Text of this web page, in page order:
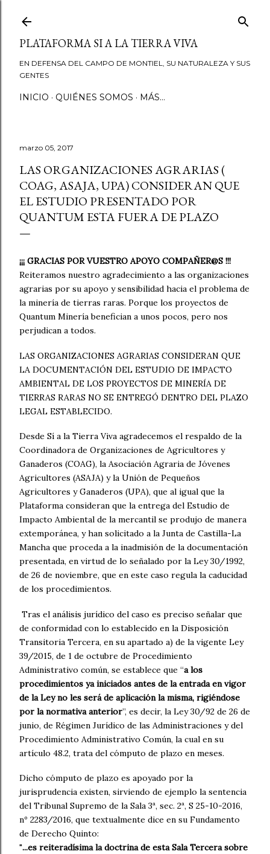
PLATAFORMA SI A LA TIERRA VIVA
EN DEFENSA DEL CAMPO DE MONTIEL, SU NATURALEZA Y SUS
GENTES
INICIO QUIÉNES SOMOS MÁS…
marzo 05, 2017
LAS ORGANIZACIONES AGRARIAS (
COAG, ASAJA, UPA) CONSIDERAN QUE
EL ESTUDIO PRESENTADO POR
QUANTUM ESTA FUERA DE PLAZO
¡¡¡ GRACIAS POR VUESTRO APOYO COMPAÑER@S !!!
Reiteramos nuestro agradecimiento a las organizaciones
agrarias por su apoyo y sensibilidad hacia el problema de
la minería de tierras raras. Porque los proyectos de
Quantum Minería benefician a unos pocos, pero nos
perjudican a todos.
LAS ORGANIZACIONES AGRARIAS CONSIDERAN QUE
LA DOCUMENTACIÓN DEL ESTUDIO DE IMPACTO
AMBIENTAL DE LOS PROYECTOS DE MINERÍA DE
TIERRAS RARAS NO SE ENTREGÓ DENTRO DEL PLAZO
LEGAL ESTABLECIDO.
Desde Sí a la Tierra Viva agradecemos el respaldo de la
Coordinadora de Organizaciones de Agricultores y
Ganaderos (COAG), la Asociación Agraria de Jóvenes
Agricultores (ASAJA) y la Unión de Pequeños
Agricultores y Ganaderos (UPA), que al igual que la
Plataforma consideran que la entrega del Estudio de
Impacto Ambiental de la mercantil se produjo de manera
extemporánea, y han solicitado a la Junta de Castilla-La
Mancha que proceda a la inadmisión de la documentación
presentada, en virtud de lo señalado por la Ley 30/1992,
de 26 de noviembre, que en este caso regula la caducidad
de los procedimientos.
Tras el análisis jurídico del caso es preciso señalar que
de conformidad con lo establecido en la Disposición
Transitoria Tercera, en su apartado a) de la vigente Ley
39/2015, de 1 de octubre de Procedimiento
Administrativo común, se establece que “a los
procedimientos ya iniciados antes de la entrada en vigor
de la Ley no les será de aplicación la misma, rigiéndose
por la normativa anterior”, es decir, la Ley 30/92 de 26 de
junio, de Régimen Jurídico de las Administraciones y del
Procedimiento Administrativo Común, la cual en su
artículo 48.2, trata del cómputo de plazo en meses.
Dicho cómputo de plazo es apoyado por la
jurisprudencia existen, sirviendo de ejemplo la sentencia
del Tribunal Supremo de la Sala 3ª, sec. 2ª, S 25-10-2016,
nº 2283/2016, que textualmente dice en su Fundamento
de Derecho Quinto:
"...es reiteradísima la doctrina de esta Sala Tercera sobre